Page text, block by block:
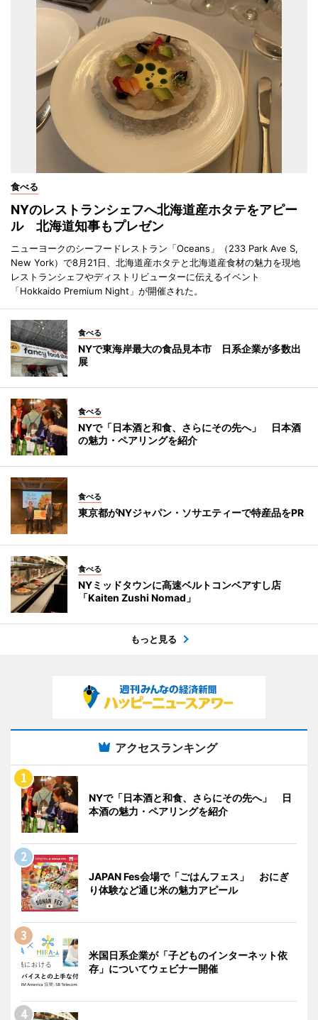
食べる
NYのレストランシェフへ北海道産ホタテをアピー
ル 北海道知事もプレゼン
ニューヨークのシーフードレストラン「Oceans」（233 Park Ave S,
New York）で8月21日、北海道産ホタテと北海道産食材の魅力を現地
レストランシェフやディストリビューターに伝えるイベント
「Hokkaido Premium Night」が開催された。
食べる
NYで東海岸最大の食品見本市 日系企業が多数出
展
食べる
NYで「日本酒と和食、さらにその先へ」 日本酒
の魅力・ペアリングを紹介
食べる
東京都がNYジャパン・ソサエティーで特産品をPR
食べる
NYミッドタウンに高速ベルトコンベアすし店
「Kaiten Zushi Nomad」
もっと見る
アクセスランキング
NYで「日本酒と和食、さらにその先へ」 日
本酒の魅力・ペアリングを紹介
JAPAN Fes会場で「ごはんフェス」 おにぎ
り体験など通じ米の魅力アピール
米国日系企業が「子どものインターネット依
存」についてウェビナー開催